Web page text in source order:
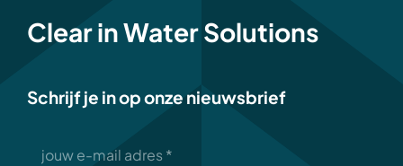
Clear in Water Solutions
Schrijf je in op onze nieuwsbrief